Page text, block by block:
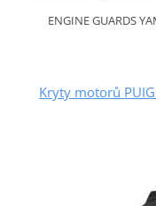
ENGINE GUARDS
Kryty motorů